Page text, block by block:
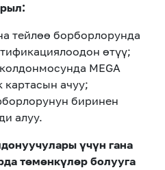
тейлөө борборлорунда
өтүү;
MEGA
ачуу;
биринен
алуу.
үчүн гана
төмөнкүлөр болууга